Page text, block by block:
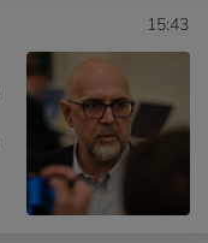
15:43